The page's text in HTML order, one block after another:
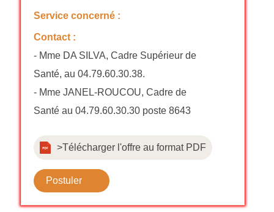
Service concerné :
Contact :
- Mme DA SILVA, Cadre Supérieur de
Santé, au 04.79.60.30.38.
- Mme JANEL-ROUCOU, Cadre de
Santé au 04.79.60.30.30 poste 8643
>Télécharger l'offre au format PDF
Postuler